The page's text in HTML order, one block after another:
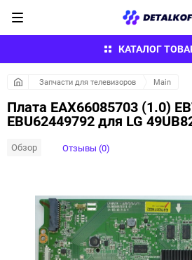
КАТАЛОГ
Запчасти для телевизоров Main
Плата EAX66085703 (1.0)
EBU62449792 для LG
Обзор Отзывы (0)